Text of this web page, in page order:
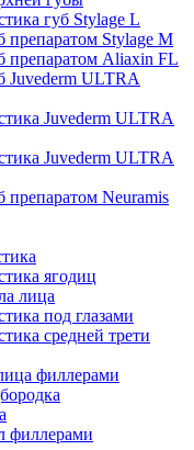
губ Stylage L
препаратом Stylage M
препаратом Aliaxin FL
Juvederm ULTRA
Juvederm ULTRA
Juvederm ULTRA
препаратом Neuramis
ягодиц
лица
под глазами
средней трети
филлерами
филлерами